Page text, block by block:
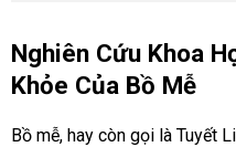
Nghiên Cứu Khoa
Khỏe Của Bồ Mễ
Bồ mễ, hay còn gọi là Tuyết